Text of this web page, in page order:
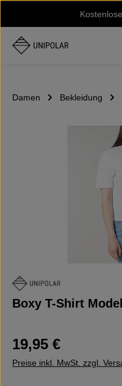
Zum Hauptinhalt springen
Damen Bekleidung
Boxy T-Shirt
Regulärer Preis:
19,95 €
Preise inkl. MwSt. zzgl.